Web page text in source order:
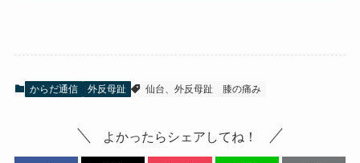
からだ通信 外反母趾 仙台、外反母趾 膝の痛み
よかったらシェアしてね！